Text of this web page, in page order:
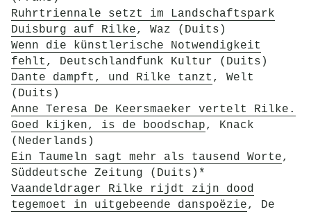
Ruhrtriennale setzt im Landschaftspark
Duisburg auf Rilke, Waz (Duits)
Wenn die künstlerische Notwendigkeit
fehlt , Deutschlandfunk Kultur (Duits)
Dante dampft, und Rilke tanzt , Welt
(Duits)
Anne Teresa De Keersmaeker vertelt Rilke.
Goed kijken, is de boodschap, Knack
(Nederlands)
Ein Taumeln sagt mehr als tausend Worte,
Süddeutsche Zeitung (Duits)*
Vaandeldrager Rilke rijdt zijn dood
tegemoet in uitgebeende danspoëzie, De